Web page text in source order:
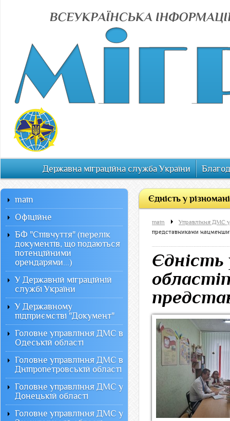
Державна міграційна служба України
Єдність у
main
Управління ДМС у
представниками
Єдність
main
Офiцiйне
БФ "Співчуття" (перелік
документів, що подаються
потенційними
орендарями...)
У Державній міграційній
службі України
У Державному
підприємстві "Документ"
Головне управління ДМС в
Одеській області
Головне управління ДМС в
Дніпропетровській області
Головне управління ДМС у
Донецькій області
Головне управління ДМС у